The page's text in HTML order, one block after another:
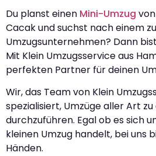
Du planst einen Mini-Umzug
Cacak und suchst nach einem
Umzugsunternehmen? Dann
Mit Klein Umzugsservice aus
perfekten Partner für deinen
Wir, das Team von Klein
spezialisiert, Umzüge aller Art
durchzuführen. Egal ob es sich
kleinen Umzug handelt, bei uns
Händen.